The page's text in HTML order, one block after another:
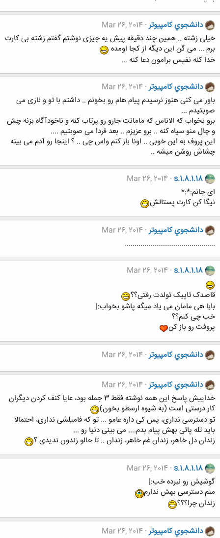
دانشجوي كامپيوتر Mar 26, 2014
خیلی زشته .. همین چند دقیقه پیش یه چیزی نوشتم گفتم زشته بی کارت
برم ... می گن این دیگه از کجا اومده
خدا کنه نفیس برامون دعا کنه ...
دانشجوي كامپيوتر Mar 26, 2014
باور می کنی هنوز نرسیدم پیام هام رو بخونم .. داشتم با تو و نازی می
صوبتیدم ...
برو بخواب که الاناس که مامانت جارو رو پرتاب کنه و ناخودآگاه بزنه چش
و چال منو سیاه کنه .. برو عزیزم .. بعد فردا می صوبتیم ....
این پروف به این خوبی .. اونا باز کنم واس چی .. ؟ اینجا رو آدم می بینه
چشاش روشن میشه ..
s.1.8.1.18
Mar 26, 2014
ای جانم:*:*
نیگا کن کارت پستالش
دانشجوي كامپيوتر Mar 26, 2014
..............................................
s.1.8.1.18
Mar 26, 2014
قاصدک تاپیک تولدت رفتی؟؟
بابا هی مامان می یاد میگه پاشو بخواب:|
خب چی کنم؟؟
پروفت رو باز کن
دانشجوي كامپيوتر Mar 26, 2014
دانشجوي كامپيوتر Mar 26, 2014
خداییش پاسخ این همه نوشته فقط 3 جمله بود، عایا کنف کردن دیگران
کار درستی است (به شیوه ارسطو بخون)
تو دسترسی نداری، پس کی داره عامو ... تو که فامیلشی نداری، احتمالا
باید تله پاتی بهش پیام بدم.... می بینی دنیا رو ...
زندان دل خاهر، زندان غم خاهر، زندان .. تا حالو زندون ندیدی ؟
s.1.8.1.18
Mar 26, 2014
گوشیش رو نبرده خب:|
منم دسترسی بهش ندارم
زندان چرا؟؟؟
دانشجوي كامپيوتر Mar 26, 2014